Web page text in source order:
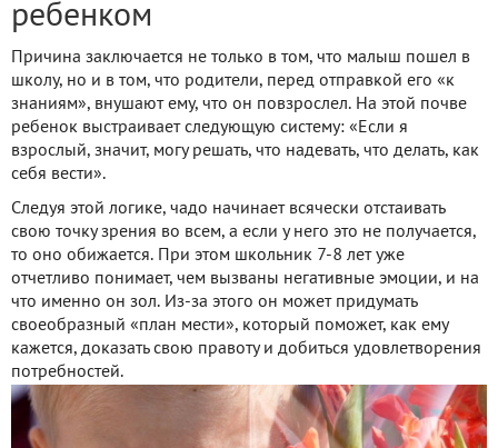
ребенком
Причина заключается не только в том, что малыш пошел в
школу, но и в том, что родители, перед отправкой его «к
знаниям», внушают ему, что он повзрослел. На этой почве
ребенок выстраивает следующую систему: «Если я
взрослый, значит, могу решать, что надевать, что делать, как
себя вести».
Следуя этой логике, чадо начинает всячески отстаивать
свою точку зрения во всем, а если у него это не получается,
то оно обижается. При этом школьник 7-8 лет уже
отчетливо понимает, чем вызваны негативные эмоции, и на
что именно он зол. Из-за этого он может придумать
своеобразный «план мести», который поможет, как ему
кажется, доказать свою правоту и добиться удовлетворения
потребностей.